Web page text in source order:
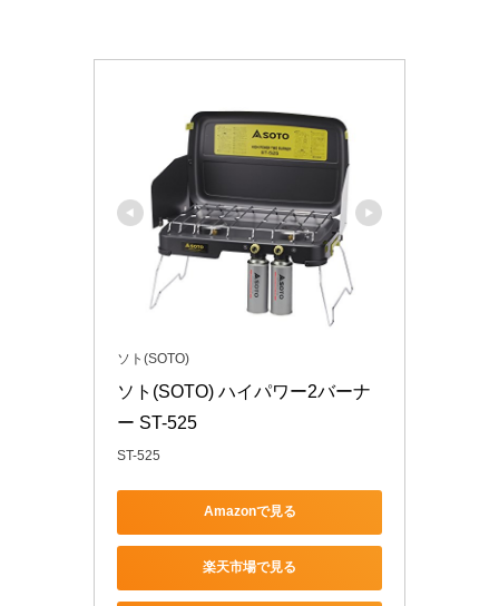
ソト(SOTO)
ソト(SOTO) ハイパワー2バーナ
ー ST-525
ST-525
Amazonで見る
楽天市場で見る